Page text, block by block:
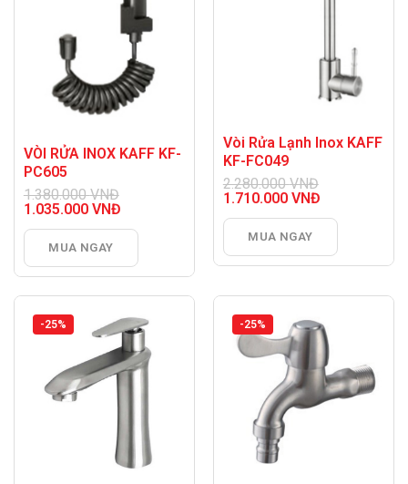
VÒI RỬA INOX KAFF KF-
PC605
1.380.000VNĐ
Giá
là:
1.380.000 VNĐ.
1.035.000 VNĐ
hiện
là:
1.035.000 VNĐ.
MUA NGAY
Vòi Rửa Lạnh Inox KAFF
KF-FC049
2.280.000VNĐ
Giá
là:
2.280.000 VNĐ.
1.710.000 VNĐ
hiện
là:
1.710.000 VNĐ.
MUA NGAY
-25% -25%